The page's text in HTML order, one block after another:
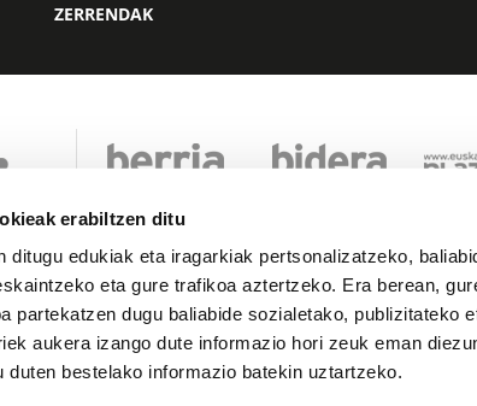
erabiltzen ditu
ditugu edukiak eta iragarkiak pertsonalizatzeko,
eta gure trafikoa aztertzeko. Era berean,
partekatzen dugu baliabide sozialetako, publizitateko
aukera izango dute informazio hori zeuk eman
duten bestelako informazio batekin uztartzeko.
ZERRENDAK
Lege oharra Pribatutasuna Cookie